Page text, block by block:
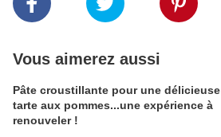
Vous aimerez aussi
Pâte croustillante pour une délicieuse
tarte aux pommes...une expérience à
renouveler !